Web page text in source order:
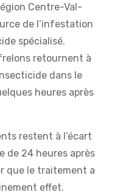
Centre-Val-
de l’infestation
spécialisé.
retournent à
dans le
heures après
restent à l’écart
de 24 heures après
que le traitement a
effet.